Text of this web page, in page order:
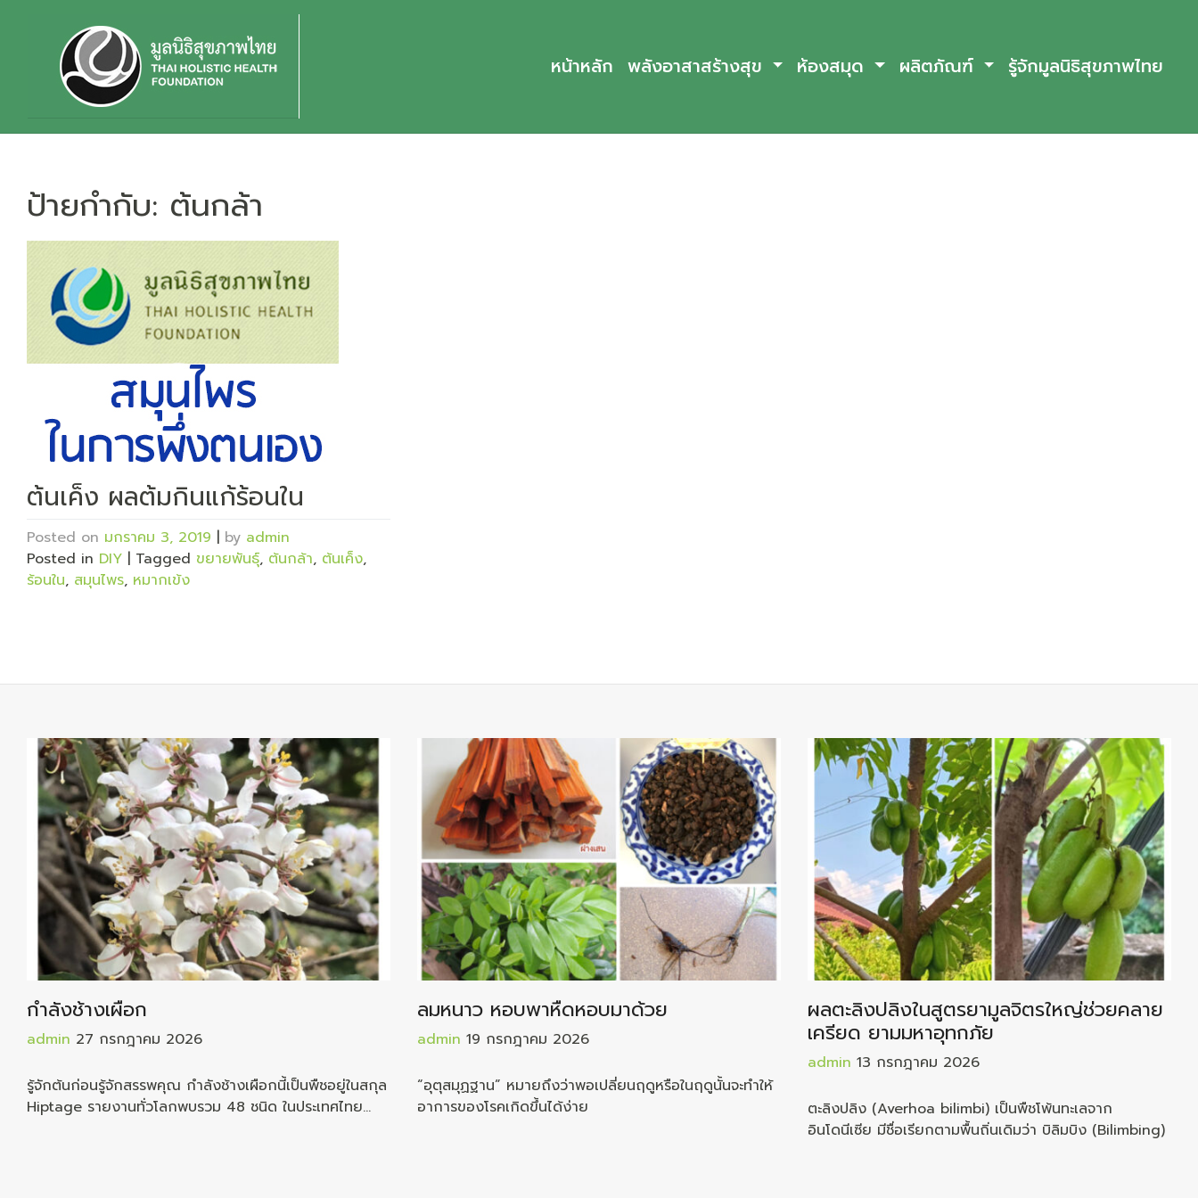
หน้าหลัก พลังอาสาสร้างสุข ห้องสมุด ผลิตภัณฑ์ รู้จักมูลนิธิสุขภาพไทย
ป้ายกำกับ: ต้นกล้า
ต้นเค็ง ผลต้มกินแก้ร้อนใน
Posted on มกราคม 3, 2019 by admin
Posted in DIY Tagged ขยายพันธุ์, ต้นกล้า, ต้นเค็ง,
ร้อนใน, สมุนไพร, หมากเข้ง
กำลังช้างเผือก
admin 27 กรกฎาคม 2026
รู้จักต้นก่อนรู้จักสรรพคุณ กำลังช้างเผือกนี้เป็นพืชอยู่ในสกุล
Hiptage รายงานทั่วโลกพบรวม 48 ชนิด ในประเทศไทย
ลมหนาว หอบพาหืดหอบมาด้วย
admin 19 กรกฎาคม 2026
“อุตุสมุฏฐาน” หมายถึงว่าพอเปลี่ยนฤดูหรือในฤดูนั้นจะทำให้
อาการของโรคเกิดขึ้นได้ง่าย
ผลตะลิงปลิงในสูตรยามูลจิตรใหญ่ช่วยคลาย
เครียด ยามมหาอุทกภัย
admin 13 กรกฎาคม 2026
ตะลิงปลิง (Averhoa bilimbi) เป็นพืชโพ้นทะเลจาก
อินโดนีเซีย มีชื่อเรียกตามพื้นถิ่นเดิมว่า บิลิมบิง (Bilimbing)